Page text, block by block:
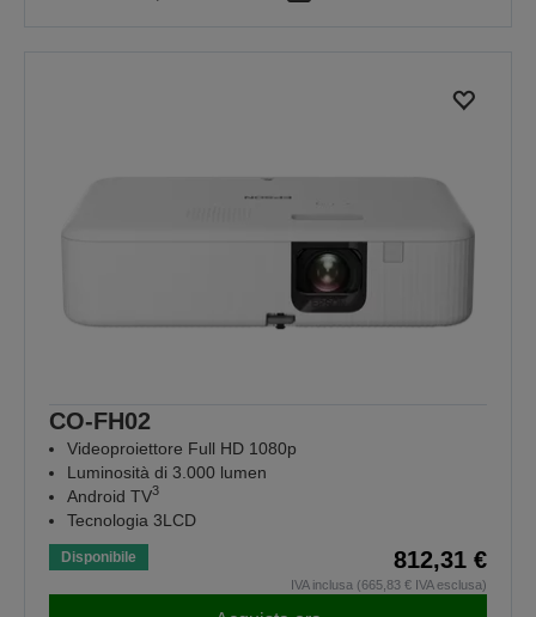
CO-FH02
Videoproiettore Full HD 1080p
Luminosità di 3.000 lumen
Android TV3
Tecnologia 3LCD
Disponibile 812,31 €
IVA inclusa (665,83 € IVA esclusa)